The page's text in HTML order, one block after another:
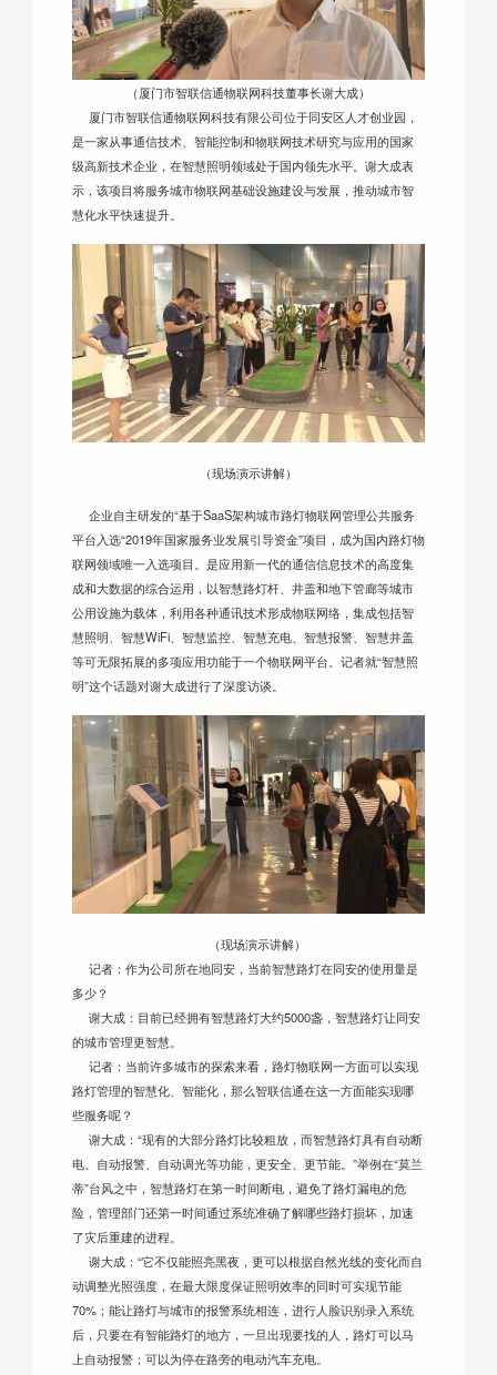
（厦门市智联信通物联网科技董事长谢大成）
厦门市智联信通物联网科技有限公司位于同安区人才创业园，
是一家从事通信技术、智能控制和物联网技术研究与应用的国家
级高新技术企业，在智慧照明领域处于国内领先水平。谢大成表
示，该项目将服务城市物联网基础设施建设与发展，推动城市智
慧化水平快速提升。
（现场演示讲解）
企业自主研发的“基于SaaS架构城市路灯物联网管理公共服务
平台入选“2019年国家服务业发展引导资金”项目，成为国内路灯物
联网领域唯一入选项目。是应用新一代的通信信息技术的高度集
成和大数据的综合运用，以智慧路灯杆、井盖和地下管廊等城市
公用设施为载体，利用各种通讯技术形成物联网络，集成包括智
慧照明、智慧WiFi、智慧监控、智慧充电、智慧报警、智慧井盖
等可无限拓展的多项应用功能于一个物联网平台。记者就“智慧照
明”这个话题对谢大成进行了深度访谈。
（现场演示讲解）
记者：作为公司所在地同安，当前智慧路灯在同安的使用量是
多少？
谢大成：目前已经拥有智慧路灯大约5000盏，智慧路灯让同安
的城市管理更智慧。
记者：当前许多城市的探索来看，路灯物联网一方面可以实现
路灯管理的智慧化、智能化，那么智联信通在这一方面能实现哪
些服务呢？
谢大成：“现有的大部分路灯比较粗放，而智慧路灯具有自动断
电、自动报警、自动调光等功能，更安全、更节能。”举例在“莫兰
蒂”台风之中，智慧路灯在第一时间断电，避免了路灯漏电的危
险，管理部门还第一时间通过系统准确了解哪些路灯损坏，加速
了灾后重建的进程。
谢大成：“它不仅能照亮黑夜，更可以根据自然光线的变化而自
动调整光照强度，在最大限度保证照明效率的同时可实现节能
70%；能让路灯与城市的报警系统相连，进行人脸识别录入系统
后，只要在有智能路灯的地方，一旦出现要找的人，路灯可以马
上自动报警；可以为停在路旁的电动汽车充电。